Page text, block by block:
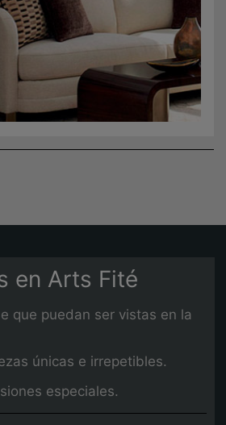
en Arts Fité
que puedan ser vistas en la
únicas e irrepetibles.
especiales.